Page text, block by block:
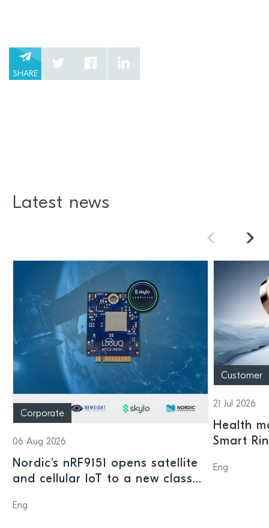
SHARE
Latest news
Corporate
06 Aug 2026
Nordic's nRF9151 opens satellite
and cellular IoT to a new class
Eng
Customer
21 Jul 2026
Health
Smart
Eng